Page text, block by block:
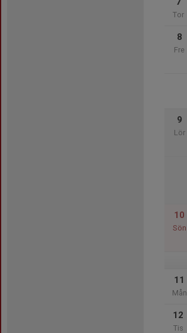
Tor
8
Fre
9
Lör
10
Sön
11
Mån
12
Tis